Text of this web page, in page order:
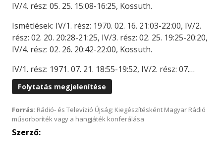
IV/4. rész: 05. 25. 15:08-16:25, Kossuth.
Ismétlések: IV/1. rész: 1970. 02. 16. 21:03-22:00, IV/2.
rész: 02. 20. 20:28-21:25, IV/3. rész: 02. 25. 19:25-20:20,
IV/4. rész: 02. 26. 20:42-22:00, Kossuth.
IV/1. rész: 1971. 07. 21. 18:55-19:52, IV/2. rész: 07.…
Folytatás megjelenítése
Forrás: Rádió- és Televízió Újság; Kiegészítésként Magyar Rádió
műsorboríték vagy a hangjáték konferálása
Szerző: